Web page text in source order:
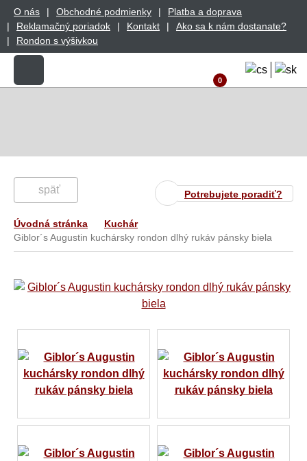
O nás Obchodné podmienky
Platba a doprava
Reklamačný poriadok
Kontakt
Ako sa k nám dostanate?
Rondon s výšivkou
0
Potrebujete poradiť?
späť
Úvodná stránka
Kuchár
Giblor´s Augustin kuchársky rondon dlhý rukáv pánsky biela